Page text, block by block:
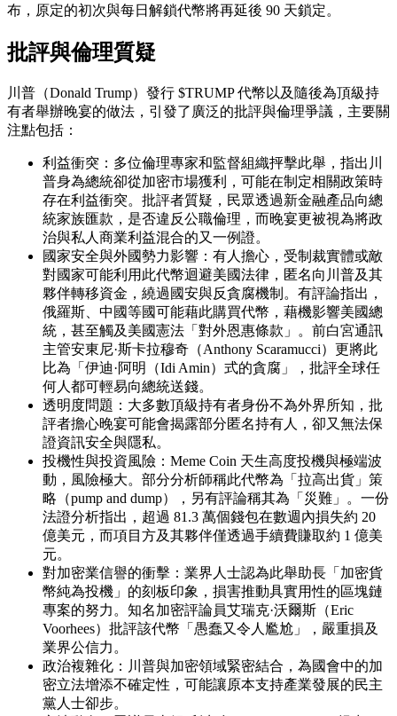
布，原定的初次與每日解鎖代幣將再延後 90 天鎖定。
批評與倫理質疑
川普（Donald Trump）發行 $TRUMP 代幣以及隨後為頂級持
有者舉辦晚宴的做法，引發了廣泛的批評與倫理爭議，主要關
注點包括：
利益衝突：多位倫理專家和監督組織抨擊此舉，指出川
普身為總統卻從加密市場獲利，可能在制定相關政策時
存在利益衝突。批評者質疑，民眾透過新金融產品向總
統家族匯款，是否違反公職倫理，而晚宴更被視為將政
治與私人商業利益混合的又一例證。
國家安全與外國勢力影響：有人擔心，受制裁實體或敵
對國家可能利用此代幣迴避美國法律，匿名向川普及其
夥伴轉移資金，繞過國安與反貪腐機制。有評論指出，
俄羅斯、中國等國可能藉此購買代幣，藉機影響美國總
統，甚至觸及美國憲法「對外恩惠條款」。前白宮通訊
主管安東尼·斯卡拉穆奇（Anthony Scaramucci）更將此
比為「伊迪·阿明（Idi Amin）式的貪腐」，批評全球任
何人都可輕易向總統送錢。
透明度問題：大多數頂級持有者身份不為外界所知，批
評者擔心晚宴可能會揭露部分匿名持有人，卻又無法保
證資訊安全與隱私。
投機性與投資風險：Meme Coin 天生高度投機與極端波
動，風險極大。部分分析師稱此代幣為「拉高出貨」策
略（pump and dump），另有評論稱其為「災難」。一份
法證分析指出，超過 81.3 萬個錢包在數週內損失約 20
億美元，而項目方及其夥伴僅透過手續費賺取約 1 億美
元。
對加密業信譽的衝擊：業界人士認為此舉助長「加密貨
幣純為投機」的刻板印象，損害推動具實用性的區塊鏈
專案的努力。知名加密評論員艾瑞克·沃爾斯（Eric
Voorhees）批評該代幣「愚蠢又令人尷尬」，嚴重損及
業界公信力。
政治複雜化：川普與加密領域緊密結合，為國會中的加
密立法增添不確定性，可能讓原本支持產業發展的民主
黨人士卻步。